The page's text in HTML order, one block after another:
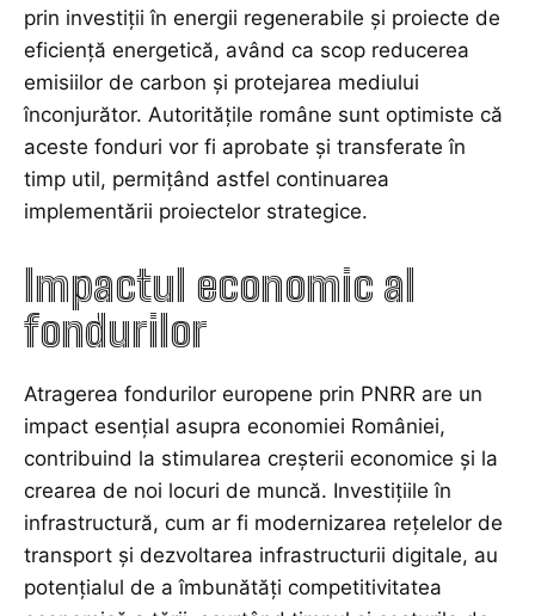
prin investiții în energii regenerabile și proiecte de
eficiență energetică, având ca scop reducerea
emisiilor de carbon și protejarea mediului
înconjurător. Autoritățile române sunt optimiste că
aceste fonduri vor fi aprobate și transferate în
timp util, permițând astfel continuarea
implementării proiectelor strategice.
Impactul economic al
fondurilor
Atragerea fondurilor europene prin PNRR are un
impact esențial asupra economiei României,
contribuind la stimularea creșterii economice și la
crearea de noi locuri de muncă. Investițiile în
infrastructură, cum ar fi modernizarea rețelelor de
transport și dezvoltarea infrastructurii digitale, au
potențialul de a îmbunătăți competitivitatea